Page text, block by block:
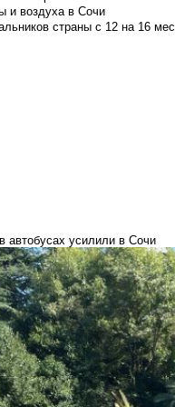
и воздуха в Сочи
страны с 12 на 16
автобусах усилили в Сочи